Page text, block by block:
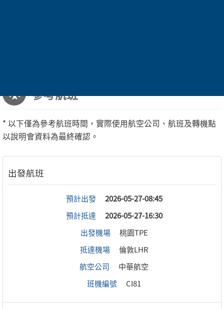
參考航班
* 以下僅為參考航班時間，實際使用航空公司、航班及轉機點
以說明會資料為最終確認。
預計出發
2026-05-27-08:45
預計抵達
2026-05-27-16:30
出發機場
桃園TPE
抵達機場
倫敦LHR
航空公司
中華航空
班機編號
CI81